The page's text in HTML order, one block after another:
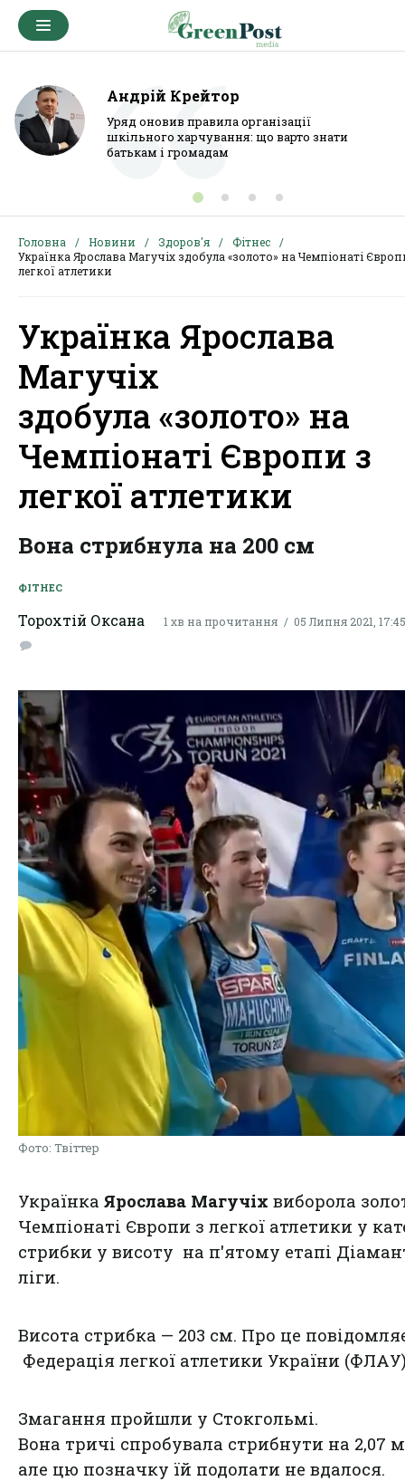
Андрій Крейтор
Уряд оновив правила організації
шкільного харчування: що варто знати
батькам і громадам
Головна Новини Здоров'я
Фітнес
Українка Ярослава Магучіх здобула «золото» на Чемпіонаті
легкої атлетики
Українка Ярослава
Магучіх
здобула «золото» на
Чемпіонаті Європи з
легкої атлетики
Вона стрибнула на 200 см
ФІТНЕС
Торохтій Оксана 1 хв на прочитання 05 Липня 2021, 17:45
Фото: Твіттер
Українка Ярослава Магучіх виборола
Чемпіонаті Європи з легкої атлетики у
стрибки у висоту на п'ятому етапі
ліги.
Висота стрибка — 203 см. Про це
Федерація легкої атлетики України
Змагання пройшли у Стокгольмі.
Вона тричі спробувала стрибнути на 2,07
але цю позначку їй подолати не вдалося.